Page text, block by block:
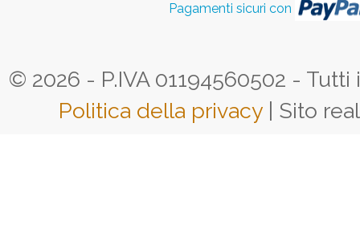
Pagamenti sicuri con
© 2026 - P.IVA 01194560502 -
Politica della privacy | Sito